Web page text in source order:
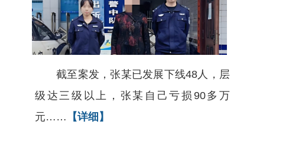
截至案发，张某已发展下线48人，层
级达三级以上，张某自己亏损90多万
元…… 【详细】